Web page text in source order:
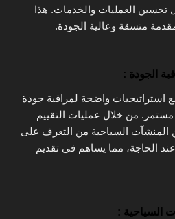
تحسين العمليات والخدمات. هذا
متسقة وعالية الجودة.
استراتيجيات واضحة لمراقبة جودة
مستمر. من خلال عمليات التقييم
المنشآت السياحية من التعرف على
الحاجة، مما يساهم في تقديم